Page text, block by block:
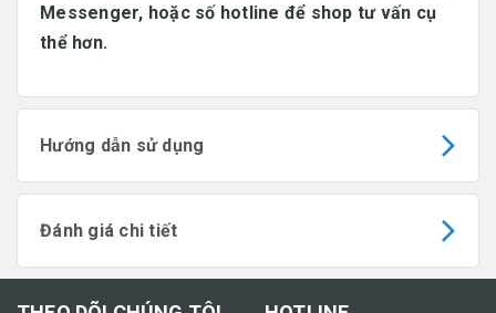
Messenger, hoặc số hotline để shop tư vấn cụ
thể hơn.
Hướng dẫn sử dụng
Đánh giá chi tiết